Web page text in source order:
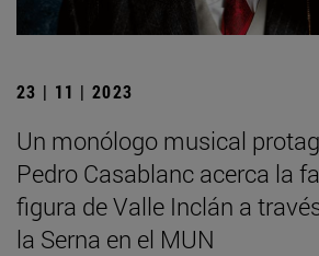
23 | 11 | 2023
Un monólogo musical
Pedro Casablanc acerca la
figura de Valle Inclán a
la Serna en el MUN